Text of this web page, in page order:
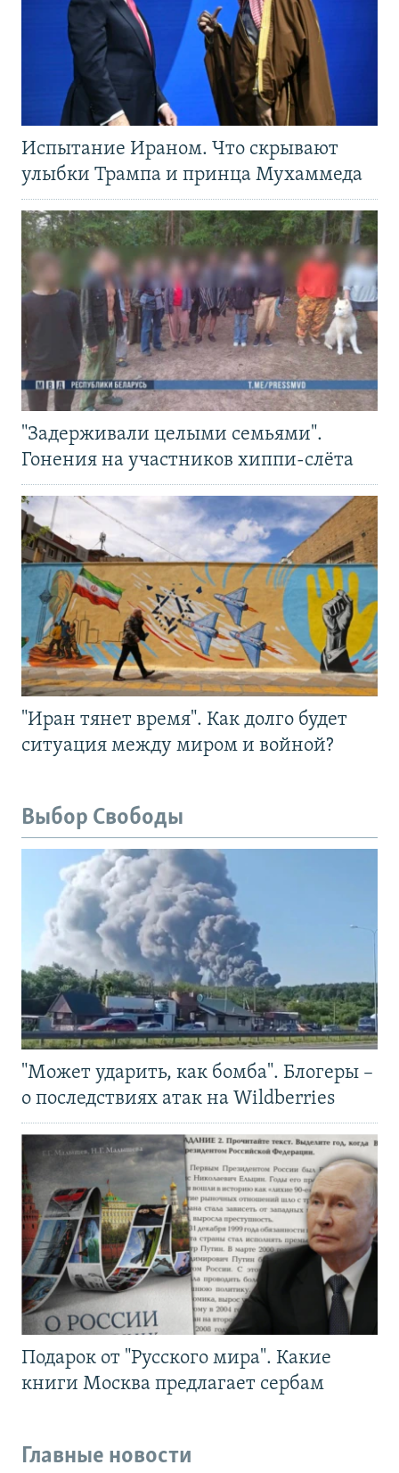
Испытание Ираном. Что скрывают
улыбки Трампа и принца Мухаммеда
"Задерживали целыми семьями".
Гонения на участников хиппи-слёта
"Иран тянет время". Как долго будет
ситуация между миром и войной?
Выбор Свободы
"Может ударить, как бомба". Блогеры –
о последствиях атак на Wildberries
Подарок от "Русского мира". Какие
книги Москва предлагает сербам
Главные новости